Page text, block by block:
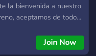
la bienvenida a nuestro
aceptamos de todo...
¿O simplemente
Sea cual sea tu
Join Now